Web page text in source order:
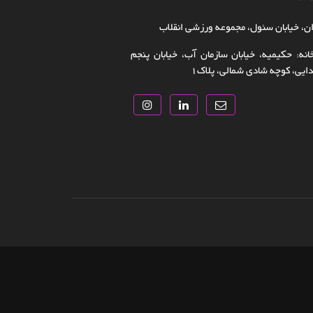
خیابان سئول، مجموعه ورزشی انقلاب
حکیمیه، خیابان سازمان آب، خیابان پنجم
کوچه شادی شمالی، پلاک‌۱